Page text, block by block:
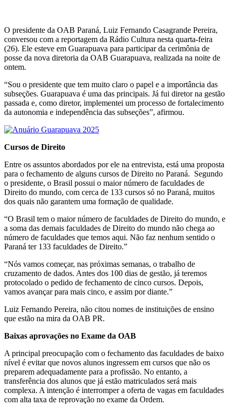
O presidente da OAB Paraná, Luiz Fernando Casagrande Pereira,
conversou com a reportagem da Rádio Cultura nesta quarta-feira
(26). Ele esteve em Guarapuava para participar da cerimônia de
posse da nova diretoria da OAB Guarapuava, realizada na noite de
ontem.
“Sou o presidente que tem muito claro o papel e a importância das
subseções. Guarapuava é uma das principais. Já fui diretor na gestão
passada e, como diretor, implementei um processo de fortalecimento
da autonomia e independência das subseções”, afirmou.
Cursos de Direito
Entre os assuntos abordados por ele na entrevista, está uma proposta
para o fechamento de alguns cursos de Direito no Paraná. Segundo
o presidente, o Brasil possui o maior número de faculdades de
Direito do mundo, com cerca de 133 cursos só no Paraná, muitos
dos quais não garantem uma formação de qualidade.
“O Brasil tem o maior número de faculdades de Direito do mundo, e
a soma das demais faculdades de Direito do mundo não chega ao
número de faculdades que temos aqui. Não faz nenhum sentido o
Paraná ter 133 faculdades de Direito.”
“Nós vamos começar, nas próximas semanas, o trabalho de
cruzamento de dados. Antes dos 100 dias de gestão, já teremos
protocolado o pedido de fechamento de cinco cursos. Depois,
vamos avançar para mais cinco, e assim por diante.”
Luiz Fernando Pereira, não citou nomes de instituições de ensino
que estão na mira da OAB PR.
Baixas aprovações no Exame da OAB
A principal preocupação com o fechamento das faculdades de baixo
nível é evitar que novos alunos ingressem em cursos que não os
preparem adequadamente para a profissão. No entanto, a
transferência dos alunos que já estão matriculados será mais
complexa. A intenção é interromper a oferta de vagas em faculdades
com alta taxa de reprovação no exame da Ordem.